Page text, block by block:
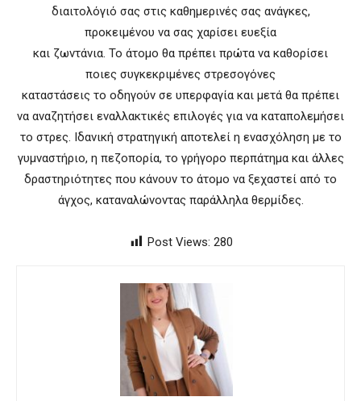
διαιτολόγιό σας στις καθημερινές σας ανάγκες,
προκειμένου να σας χαρίσει ευεξία
και ζωντάνια. To άτομο θα πρέπει πρώτα να καθορίσει
ποιες συγκεκριμένες στρεσογόνες
καταστάσεις το οδηγούν σε υπερφαγία και μετά θα πρέπει
να αναζητήσει εναλλακτικές επιλογές για να καταπολεμήσει
το στρες. Ιδανική στρατηγική αποτελεί η ενασχόληση με το
γυμναστήριο, η πεζοπορία, το γρήγορο περπάτημα και άλλες
δραστηριότητες που κάνουν το άτομο να ξεχαστεί από το
άγχος, καταναλώνοντας παράλληλα θερμίδες.
Post Views: 280